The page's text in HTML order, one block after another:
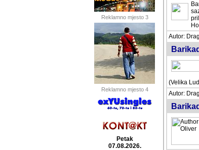
Reklamno mjesto 3
Reklamno mjesto 4
Petak
07.08.2026.
Autor:
(Velika
Autor: